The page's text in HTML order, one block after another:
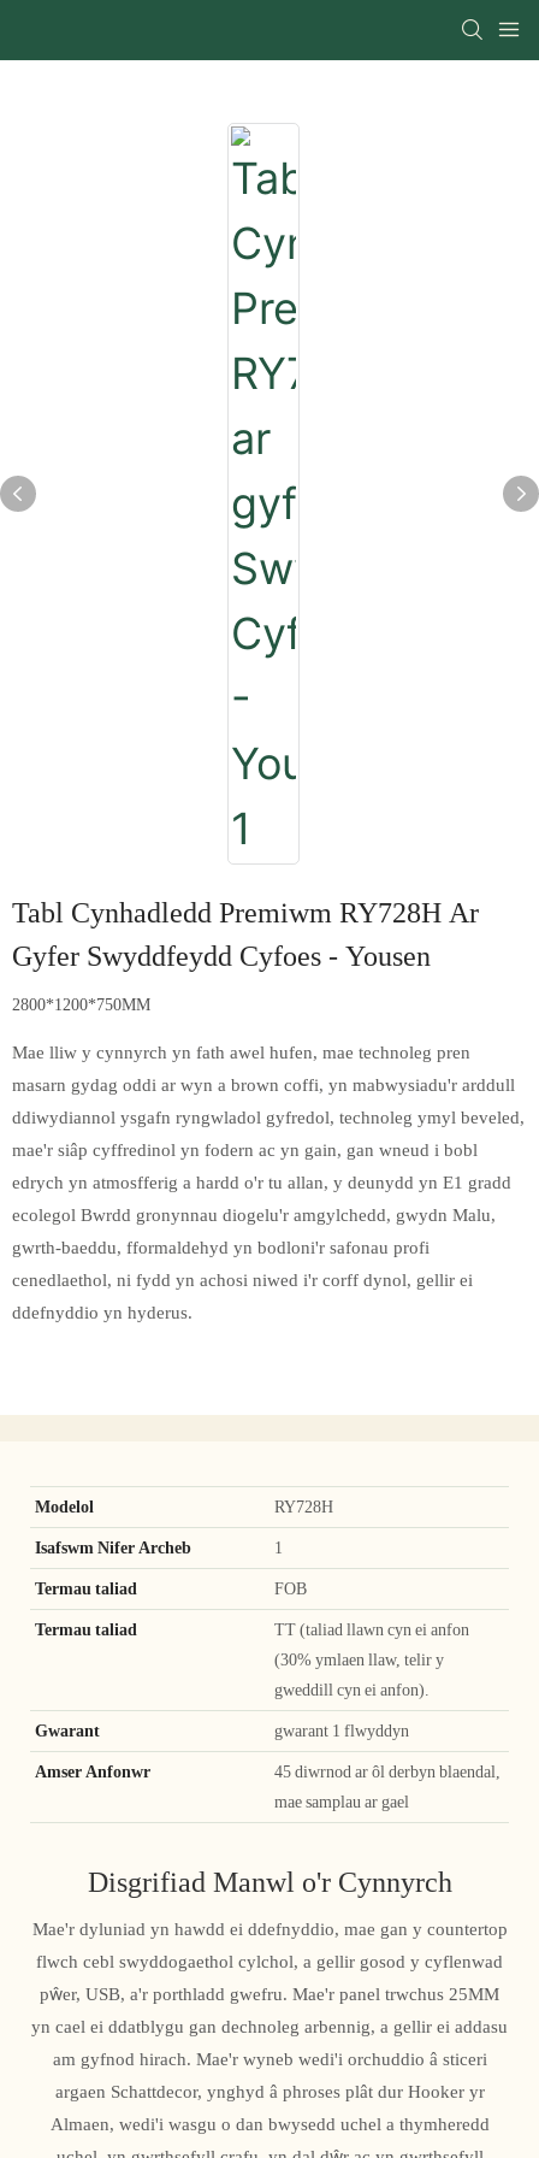
Tabl Cynhadledd Premiwm RY728H Ar
Gyfer Swyddfeydd Cyfoes - Yousen
2800*1200*750MM
Mae lliw y cynnyrch yn fath awel hufen, mae technoleg pren
masarn gydag oddi ar wyn a brown coffi, yn mabwysiadu'r arddull
ddiwydiannol ysgafn ryngwladol gyfredol, technoleg ymyl beveled,
mae'r siâp cyffredinol yn fodern ac yn gain, gan wneud i bobl
edrych yn atmosfferig a hardd o'r tu allan, y deunydd yn E1 gradd
ecolegol Bwrdd gronynnau diogelu'r amgylchedd, gwydn Malu,
gwrth-baeddu, fformaldehyd yn bodloni'r safonau profi
cenedlaethol, ni fydd yn achosi niwed i'r corff dynol, gellir ei
ddefnyddio yn hyderus.
Modelol RY728H
Isafswm Nifer Archeb 1
Termau taliad FOB
Termau taliad
TT (taliad llawn cyn ei anfon
(30% ymlaen llaw, telir y
gweddill cyn ei anfon).
Gwarant gwarant 1 flwyddyn
Amser Anfonwr
45 diwrnod ar ôl derbyn blaendal,
mae samplau ar gael
Disgrifiad Manwl o'r Cynnyrch
Mae'r dyluniad yn hawdd ei ddefnyddio, mae gan y countertop
flwch cebl swyddogaethol cylchol, a gellir gosod y cyflenwad
pŵer, USB, a'r porthladd gwefru. Mae'r panel trwchus 25MM
yn cael ei ddatblygu gan dechnoleg arbennig, a gellir ei addasu
am gyfnod hirach. Mae'r wyneb wedi'i orchuddio â sticeri
argaen Schattdecor, ynghyd â phroses plât dur Hooker yr
Almaen, wedi'i wasgu o dan bwysedd uchel a thymheredd